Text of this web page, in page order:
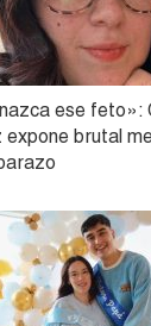
ese feto»:
brutal